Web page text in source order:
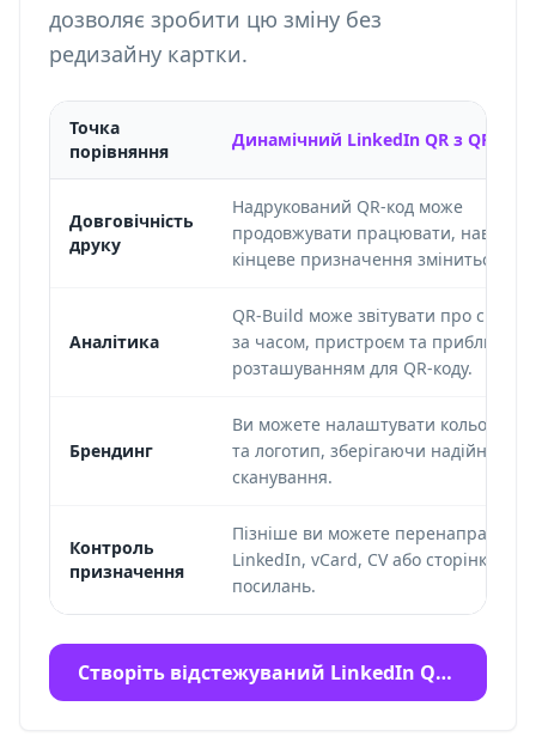
дозволяє зробити цю зміну без
редизайну картки.
Точка
порівняння
Динамічний LinkedIn QR з QR-
Довговічність
друку
Надрукований QR-код може
продовжувати працювати, навіть
кінцеве призначення зміниться.
Аналітика
QR-Build може звітувати про
за часом, пристроєм та приблизним
розташуванням для QR-коду.
Брендинг
Ви можете налаштувати кольори,
та логотип, зберігаючи надійність
сканування.
Контроль
призначення
Пізніше ви можете перенаправити
LinkedIn, vCard, CV або сторінку біо-
посилань.
Створіть відстежуваний LinkedIn QR для вашої картки